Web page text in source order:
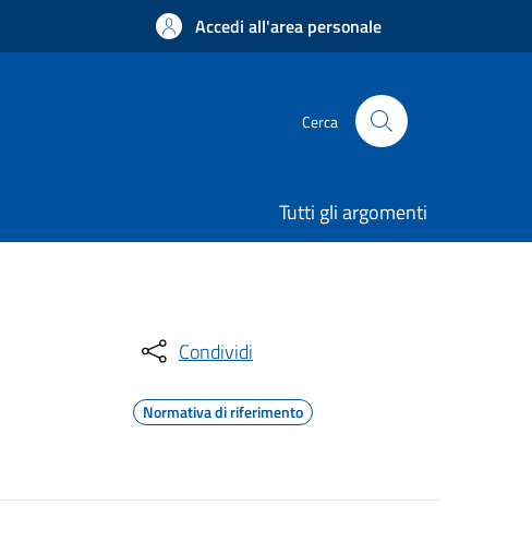
Accedi all'area personale
Cerca
Tutti gli argomenti
Condividi
Normativa di riferimento